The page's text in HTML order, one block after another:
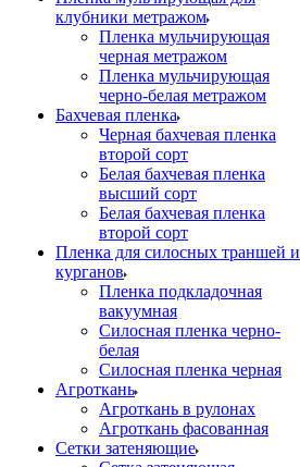
клубники метражом
Пленка мульчирующая
черная метражом
Пленка мульчирующая
черно-белая метражом
Бахчевая пленка
Черная бахчевая пленка
второй сорт
Белая бахчевая пленка
высший сорт
Белая бахчевая пленка
второй сорт
Пленка для силосных траншей и
курганов
Пленка подкладочная
вакуумная
Силосная пленка черно-
белая
Силосная пленка черная
Агроткань
Агроткань в рулонах
Агроткань фасованная
Сетки затеняющие